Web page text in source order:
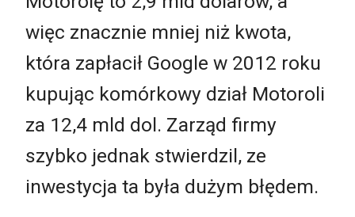
więc znacznie mniej niż kwota,
która zapłacił Google w 2012 roku
kupując komórkowy dział Motoroli
za 12,4 mld dol. Zarząd firmy
szybko jednak stwierdzil, ze
inwestycja ta była dużym błędem.